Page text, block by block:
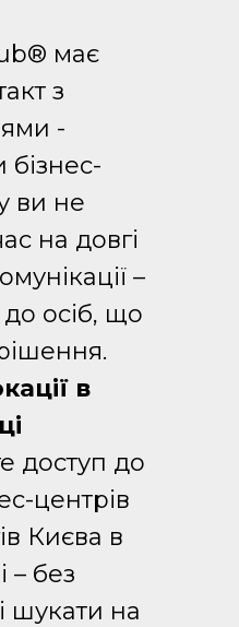
має
з
-
бізнес-
ви не
на довгі
–
до осіб, що
в
доступ до
центрів
Києва в
– без
шукати на